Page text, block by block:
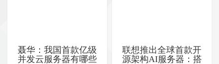
聂华：我国首款亿级
并发云服务器有哪些
联想推出全球首款开
源架构AI服务器：搭